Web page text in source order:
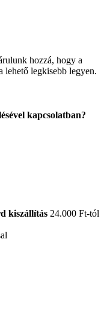
hozzá, hogy a
lehető legkisebb legyen.
kapcsolatban?
kiszállítás 24.000 Ft-tól